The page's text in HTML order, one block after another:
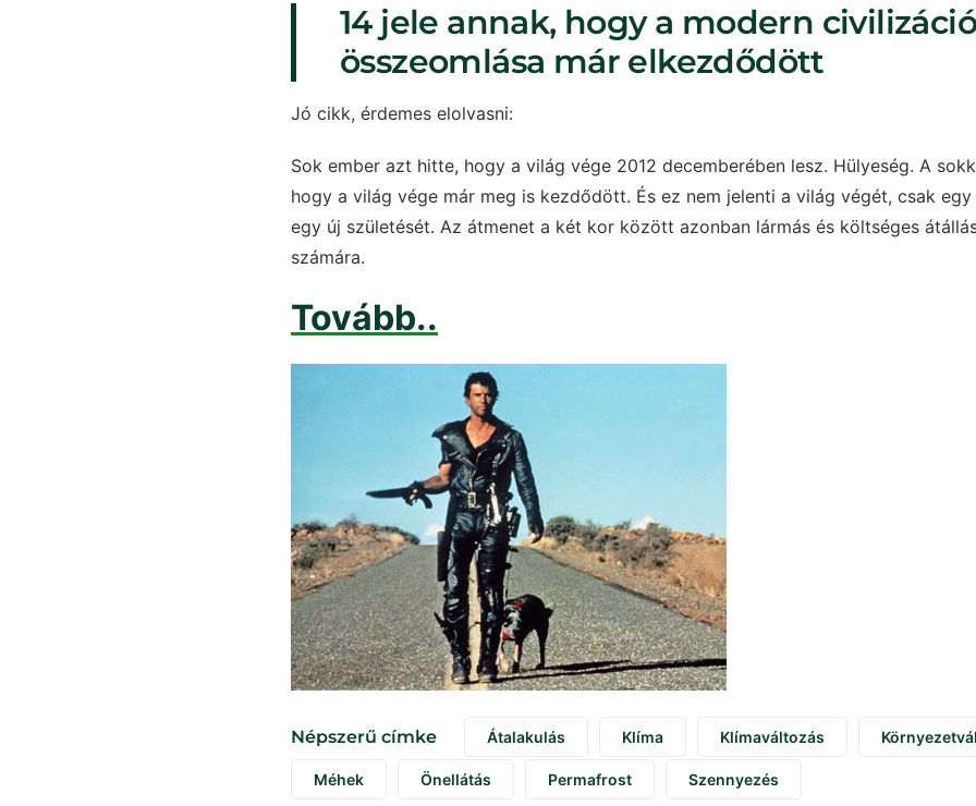
14 jele annak, hogy a modern civilizáció
összeomlása már elkezdődött
Jó cikk, érdemes elolvasni:
Sok ember azt hitte, hogy a világ vége 2012 decemberében lesz. Hülyeség. A
hogy a világ vége már meg is kezdődött. És ez nem jelenti a világ végét, csak
egy új születését. Az átmenet a két kor között azonban lármás és költséges
számára.
Tovább..
Népszerű címke Átalakulás Klíma Klímaváltozás
Méhek Önellátás Permafrost Szennyezés